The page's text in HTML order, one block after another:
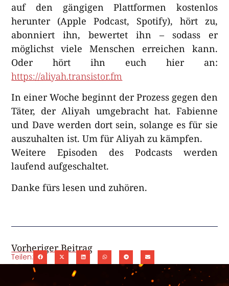
auf den gängigen Plattformen kostenlos
herunter (Apple Podcast, Spotify), hört zu,
abonniert ihn, bewertet ihn – sodass er
möglichst viele Menschen erreichen kann.
Oder hört ihn euch hier an:
https://aliyah.transistor.fm
In einer Woche beginnt der Prozess gegen den
Täter, der Aliyah umgebracht hat. Fabienne
und Dave werden dort sein, solange es für sie
auszuhalten ist. Um für Aliyah zu kämpfen.
Weitere Episoden des Podcasts werden
laufend aufgeschaltet.
Danke fürs lesen und zuhören.
Vorheriger Beitrag
Teilen: